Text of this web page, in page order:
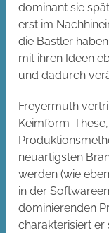
dominant sie
erst im
die Bastler
mit ihren Ideen
und dadurch
Freyermuth
Keimform-
neuartigsten
werden (wie
in der
dominierenden
charakterisiert er